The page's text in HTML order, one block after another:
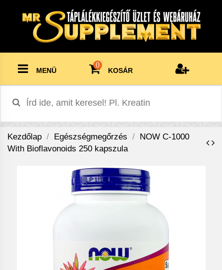
MENÜ
0
KOSÁR
Kezdőlap Egészségmegőrzés
NOW C-1000
With Bioflavonoids 250 kapszula